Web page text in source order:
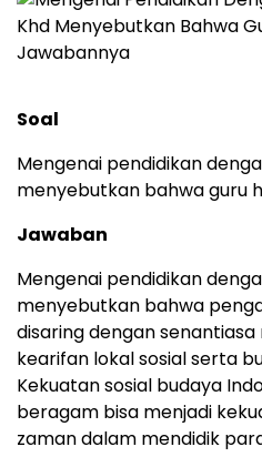
Soal
Mengenai pendidikan
menyebutkan bahwa guru
Jawaban
Mengenai pendidikan
menyebutkan bahwa
disaring dengan
kearifan lokal sosial serta
Kekuatan sosial budaya
beragam bisa menjadi
zaman dalam mendidik